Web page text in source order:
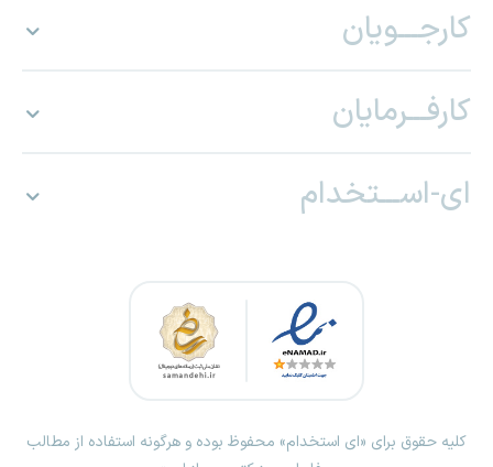
کارجـــویان
کارفـــرمایان
ای-اســـتخدام
کلیه حقوق برای «ای استخدام» محفوظ بوده و هرگونه استفاده از مطالب